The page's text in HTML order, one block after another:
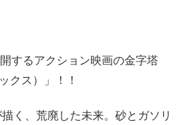
するアクション映画の金字塔
クス）」！！
く、荒廃した未来。砂とガソリ